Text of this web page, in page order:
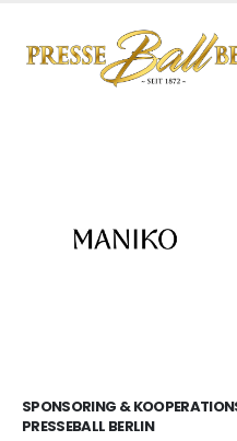
SPONSORING &
PRESSEBALL BERLIN